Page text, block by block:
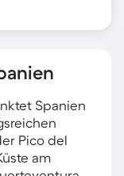
Spanien
Pico del
am